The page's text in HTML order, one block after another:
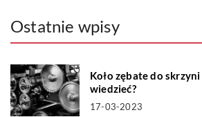
Ostatnie wpisy
Koło zębate do
wiedzieć?
17-03-2023